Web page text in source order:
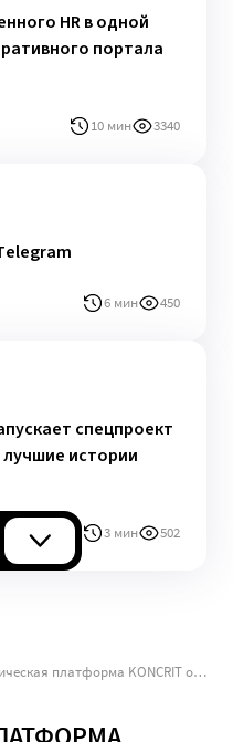
HR в одной
портала
10 мин 3340
6 мин 450
спецпроект
истории
3 мин 502
Логистическая платформа KONCRIT от ГК «КОРУС Консалтинг» вошла в реестр отечественного ПО